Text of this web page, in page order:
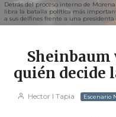
Detrás del proceso interno de
libra la batalla política más
a sus delfines frente a una
Sheinbaum
quién decide
Hector I Tapia Escenario